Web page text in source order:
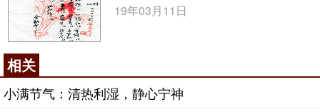
19年03月11日
相关
小满节气：清热利湿，静心宁神